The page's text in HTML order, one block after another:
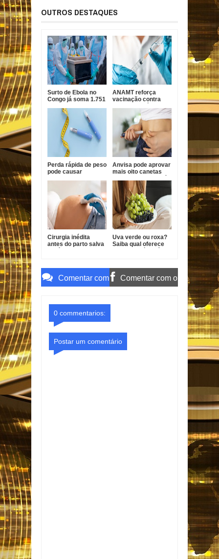
OUTROS DESTAQUES
Surto de Ebola no
Congo já soma 1.751
ANAMT reforça
vacinação contra
em São Paulo
Perda rápida de peso
pode causar
têmporas, alertam
especialistas
Anvisa pode aprovar
mais oito canetas
2026
Cirurgia inédita
antes do parto salva
Uva verde ou roxa?
Saiba qual oferece
Comentar com Comentar com o
0 commentarios:
Postar um comentário